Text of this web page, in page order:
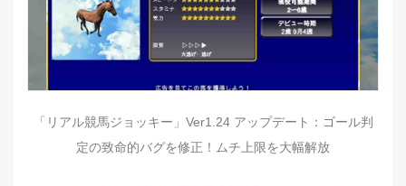
「リアル競馬ジョッキー」Ver1.24 アップデート：ゴール判
定の致命的バグを修正！ムチ上限を大幅解放